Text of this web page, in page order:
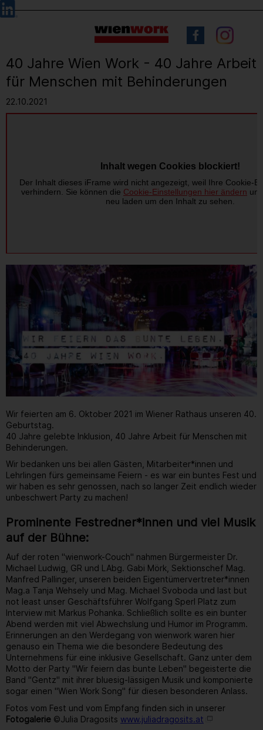
Barrierefreie
Bedienung
Sprachauswahl
40 Jahre Wien Work - 40 Jahre Arbeit
für Menschen mit Behinderungen
22.10.2021
Wir feierten am 6. Oktober 2021 im Wiener Rathaus unseren 40.
Geburtstag.
40 Jahre gelebte Inklusion, 40 Jahre Arbeit für Menschen mit
Behinderungen.
Wir bedanken uns bei allen Gästen, Mitarbeiter*innen und
Lehrlingen fürs gemeinsame Feiern - es war ein buntes Fest und
wir haben es sehr genossen, nach so langer Zeit endlich wieder
unbeschwert Party zu machen!
Prominente Festredner*innen und viel Musik
auf der Bühne:
Auf der roten "wienwork-Couch" nahmen Bürgermeister Dr.
Michael Ludwig, GR und LAbg. Gabi Mörk, Sektionschef Mag.
Manfred Pallinger, unseren beiden Eigentümervertreter*innen
Mag.a Tanja Wehsely und Mag. Michael Svoboda und last but
not least unser Geschäftsführer Wolfgang Sperl Platz zum
Interview mit Markus Pohanka. Schließlich sollte es ein bunter
Abend werden mit viel Abwechslung und Humor im Programm.
Erinnerungen an den Werdegang von wienwork waren hier
genauso ein Thema wie die besondere Bedeutung des
Unternehmens für eine inklusive Gesellschaft. Ganz unter dem
Motto der Party "Wir feiern das bunte Leben" begeisterte die
Band "Gentz" mit ihrer bluesig-lässigen Musik und komponierte
sogar einen "Wien Work Song" für diesen besonderen Anlass.
Fotos vom Fest und vom Empfang finden sich in unserer
Fotogalerie ©Julia Dragosits www.juliadragosits.at